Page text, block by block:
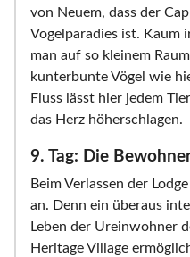
von Neuem, dass der
Vogelparadies ist. Kaum
man auf so kleinem
kunterbunte Vögel wie
Fluss lässt hier jedem
das Herz höherschlagen.
9. Tag: Die
Beim Verlassen der
an. Denn ein überaus
Leben der Ureinwohner
Heritage Village